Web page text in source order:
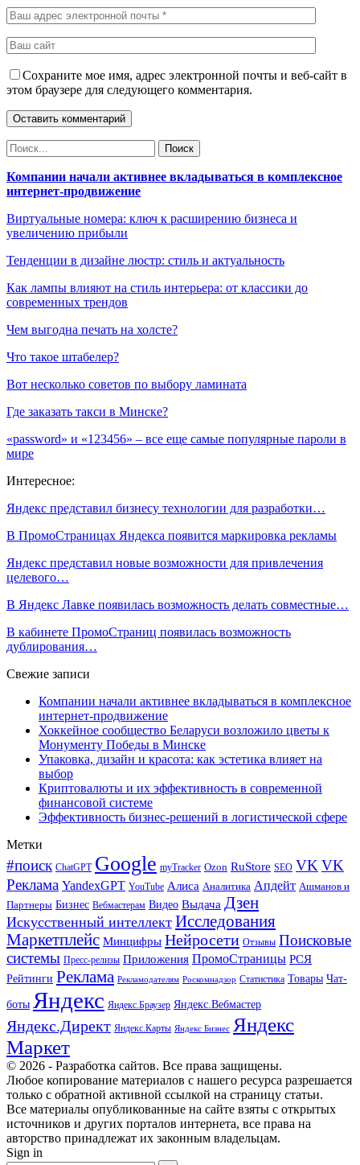
Сохраните мое имя, адрес электронной почты и веб-сайт в
этом браузере для следующего комментария.
Компании начали активнее вкладываться в комплексное
интернет-продвижение
Виртуальные номера: ключ к расширению бизнеса и
увеличению прибыли
Тенденции в дизайне люстр: стиль и актуальность
Как лампы влияют на стиль интерьера: от классики до
современных трендов
Чем выгодна печать на холсте?
Что такое штабелер?
Вот несколько советов по выбору ламината
Где заказать такси в Минске?
«password» и «123456» – все еще самые популярные пароли в
мире
Интересное:
Яндекс представил бизнесу технологии для разработки…
В ПромоСтраницах Яндекса появится маркировка рекламы
Яндекс представил новые возможности для привлечения
целевого…
В Яндекс Лавке появилась возможность делать совместные…
В кабинете ПромоСтраниц появилась возможность
дублирования…
Свежие записи
Компании начали активнее вкладываться в комплексное
интернет-продвижение
Хоккейное сообщество Беларуси возложило цветы к
Монументу Победы в Минске
Упаковка, дизайн и красота: как эстетика влияет на
выбор
Криптовалюты и их эффективность в современной
финансовой системе
Эффективность бизнес-решений в логистической сфере
Метки
#поиск ChatGPT Google myTracker Ozon RuStore SEO VK VK
Реклама YandexGPT YouTube Алиса Аналитика Апдейт Ашманов и
Партнеры Бизнес Вебмастерам Видео Выдача Дзен
Искусственный интеллект Исследования
Маркетплейс Минцифры Нейросети Отзывы Поисковые
системы Пресс-релизы Приложения ПромоСтраницы РСЯ
Рейтинги Реклама Рекламодателям Роскомнадзор Статистика Товары Чат-
боты Яндекс Яндекс.Браузер Яндекс.Вебмастер
Яндекс.Директ Яндекс.Карты Яндекс Бизнес Яндекс
Маркет
© 2026 - Разработка сайтов. Все права защищены.
Любое копирование материалов с нашего ресурса разрешается
только с обратной активной ссылкой на страницу статьи.
Все материалы опубликованные на сайте взяты с открытых
источников и других порталов интернета, все права на
авторство принадлежат их законным владельцам.
Sign in